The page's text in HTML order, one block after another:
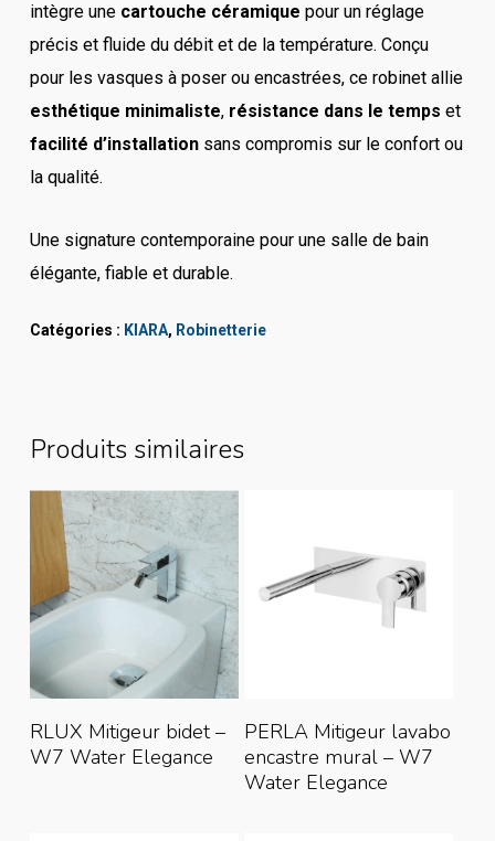
intègre une cartouche céramique pour un réglage
précis et fluide du débit et de la température. Conçu
pour les vasques à poser ou encastrées, ce robinet allie
esthétique minimaliste, résistance dans le temps et
facilité d’installationsans compromis sur le confort ou
la qualité.
Une signature contemporaine pour une salle de bain
élégante, fiable et durable.
Catégories : KIARA, Robinetterie
Produits similaires
Lire La Suite
RLUX Mitigeur bidet –
W7 Water Elegance
Lire La Suite
PERLA Mitigeur lavabo
encastre mural – W7
Water Elegance